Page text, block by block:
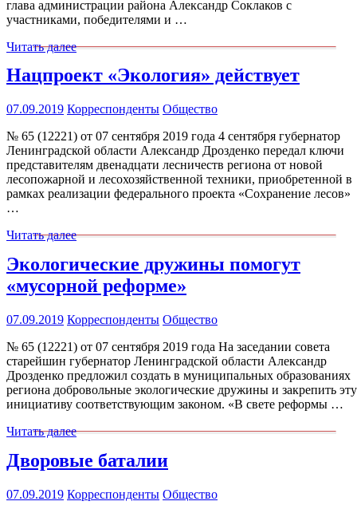
глава администрации района Александр Соклаков с
участниками, победителями и …
Читать далее
Нацпроект «Экология» действует
07.09.2019 Корреспонденты Общество
№ 65 (12221) от 07 сентября 2019 года 4 сентября губернатор
Ленинградской области Александр Дрозденко передал ключи
представителям двенадцати лесничеств региона от новой
лесопожарной и лесохозяйственной техники, приобретенной в
рамках реализации федерального проекта «Сохранение лесов»
…
Читать далее
Экологические дружины помогут
«мусорной реформе»
07.09.2019 Корреспонденты Общество
№ 65 (12221) от 07 сентября 2019 года На заседании совета
старейшин губернатор Ленинградской области Александр
Дрозденко предложил создать в муниципальных образованиях
региона добровольные экологические дружины и закрепить эту
инициативу соответствующим законом. «В свете реформы …
Читать далее
Дворовые баталии
07.09.2019 Корреспонденты Общество